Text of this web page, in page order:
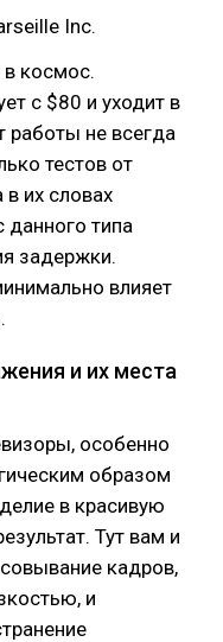
Inc.
в космос.
с $80 и уходит в
работы не всегда
тестов от
их словах
типа
задержки.
влияет
и их места
особенно
образом
в красивую
Тут вам и
кадров,
и